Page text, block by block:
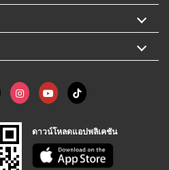
ดาวน์โหลดแอปพลิเคชัน